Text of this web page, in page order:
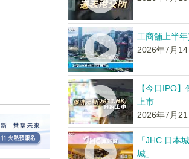
工商舖上半
2026年7月
【今日IPO
上市
2026年7月
「JHC 日本
城」